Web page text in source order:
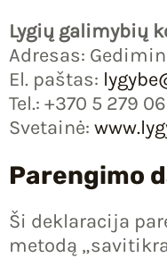
Lygių galimybių
Adresas:
El. paštas:
Tel.: +370 5 279
Svetainė:
Parengimo
Ši deklaracija
metodą